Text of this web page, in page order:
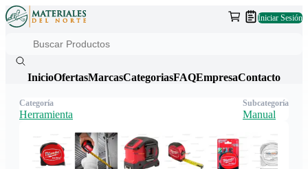
Iniciar Sesión
InicioOfertasMarcasCategoriasFAQEmpresaContacto
Categoría
Herramienta
Subcategoría
Manual